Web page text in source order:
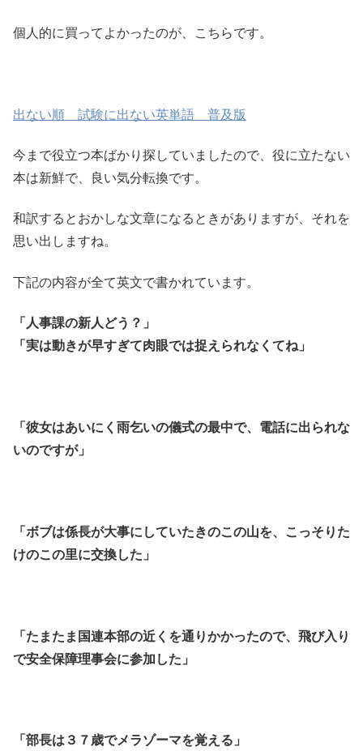
個人的に買ってよかったのが、こちらです。
出ない順 試験に出ない英単語 普及版
今まで役立つ本ばかり探していましたので、役に立たない
本は新鮮で、良い気分転換です。
和訳するとおかしな文章になるときがありますが、それを
思い出しますね。
下記の内容が全て英文で書かれています。
「人事課の新人どう？」
「実は動きが早すぎて肉眼では捉えられなくてね」
「彼女はあいにく雨乞いの儀式の最中で、電話に出られな
いのですが」
「ボブは係長が大事にしていたきのこの山を、こっそりた
けのこの里に交換した」
「たまたま国連本部の近くを通りかかったので、飛び入り
で安全保障理事会に参加した」
「部長は３７歳でメラゾーマを覚える」